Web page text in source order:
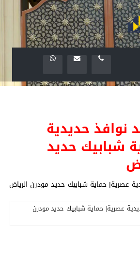
نوافذ حديدية
شبابيك حديد
عصرية| حماية شبابيك حديد مودرن الرياض
عصرية| حماية شبابيك حديد مودرن